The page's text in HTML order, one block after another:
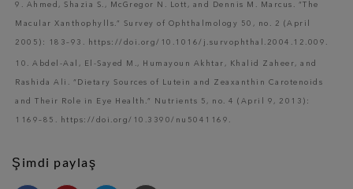
9. Ahmed, Shazia S., McGregor N. Lott, and Dennis M. Marcus. “The
Macular Xanthophylls.” Survey of Ophthalmology 50, no. 2 (April
2005): 183–93. https://doi.org/10.1016/j.survophthal.2004.12.009.
10. Abdel-Aal, El-Sayed M., Humayoun Akhtar, Khalid Zaheer, and
Rashida Ali. “Dietary Sources of Lutein and Zeaxanthin Carotenoids
and Their Role in Eye Health.” Nutrients 5, no. 4 (April 9, 2013):
1169–85. https://doi.org/10.3390/nu5041169.
Şimdi paylaş